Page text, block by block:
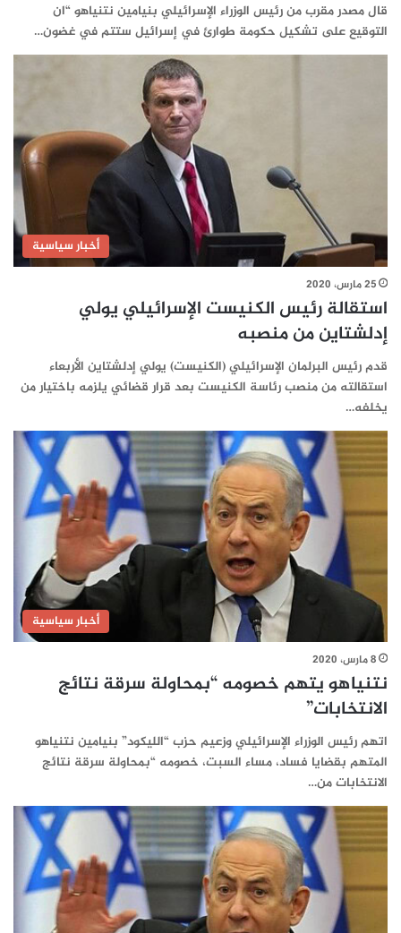
قال مصدر مقرب من رئيس الوزراء الإسرائيلي بنيامين نتنياهو “ان
التوقيع على تشكيل حكومة طوارئ في إسرائيل ستتم في غضون…
أخبار سياسية
25 مارس، 2020
استقالة رئيس الكنيست الإسرائيلي يولي
إدلشتاين من منصبه
قدم رئيس البرلمان الإسرائيلي (الكنيست) يولي إدلشتاين الأربعاء
استقالته من منصب رئاسة الكنيست بعد قرار قضائي يلزمه باختيار من
يخلفه…
أخبار سياسية
8 مارس، 2020
نتنياهو يتهم خصومه “بمحاولة سرقة نتائج
الانتخابات”
اتهم رئيس الوزراء الإسرائيلي وزعيم حزب “الليكود” بنيامين نتنياهو
المتهم بقضايا فساد، مساء السبت، خصومه “بمحاولة سرقة نتائج
الانتخابات من…